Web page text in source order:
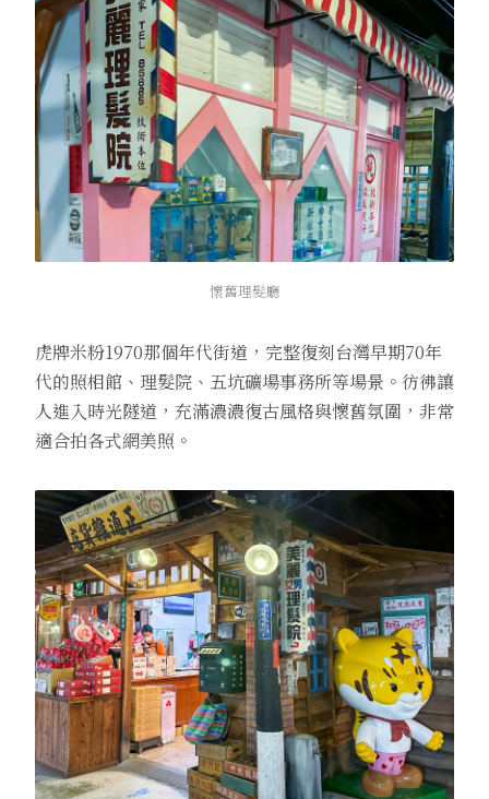
懷舊理髮廳
虎牌米粉1970那個年代街道，完整復刻台灣早期70年
代的照相館、理髮院、五坑礦場事務所等場景。彷彿讓
人進入時光隧道，充滿濃濃復古風格與懷舊氛圍，非常
適合拍各式網美照。